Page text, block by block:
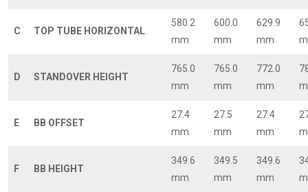
C TOP TUBE HORIZONTAL
580.2
mm
600.0
mm
629.9
mm
D STANDOVER HEIGHT
765.0
mm
765.0
mm
772.0
mm
E BB OFFSET
27.4
mm
27.5
mm
27.4
mm
F BB HEIGHT
349.6
mm
349.5
mm
349.6
mm